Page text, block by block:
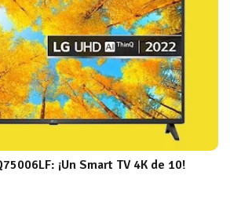
¡Un Smart TV 4K de 10!